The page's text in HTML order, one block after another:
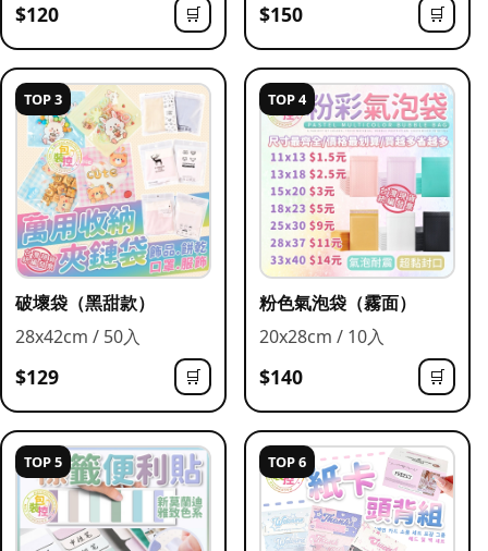
$120 🛒 $150 🛒
TOP 3
破壞袋（黑甜款）
28x42cm / 50入
$129 🛒
TOP 4
粉色氣泡袋（霧面）
20x28cm / 10入
$140 🛒
TOP 5 TOP 6